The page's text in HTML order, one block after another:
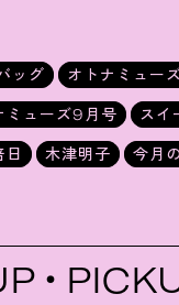
ッグ オトナミュー
ミューズ9月号 スイ
日 木津明子
今月
PICKUP